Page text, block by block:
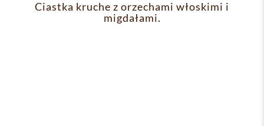
Ciastka kruche z orzechami włoskimi i
migdałami.